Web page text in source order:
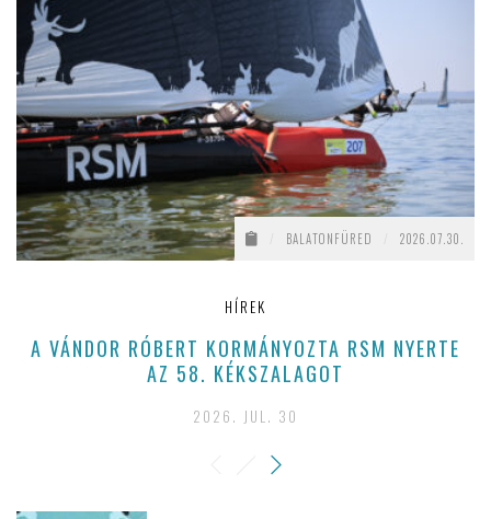
BALATONFÜRED 2026.07.30.
HÍREK
A VÁNDOR RÓBERT KORMÁNYOZTA RSM NYERTE
AZ 58. KÉKSZALAGOT
2026. JUL. 30